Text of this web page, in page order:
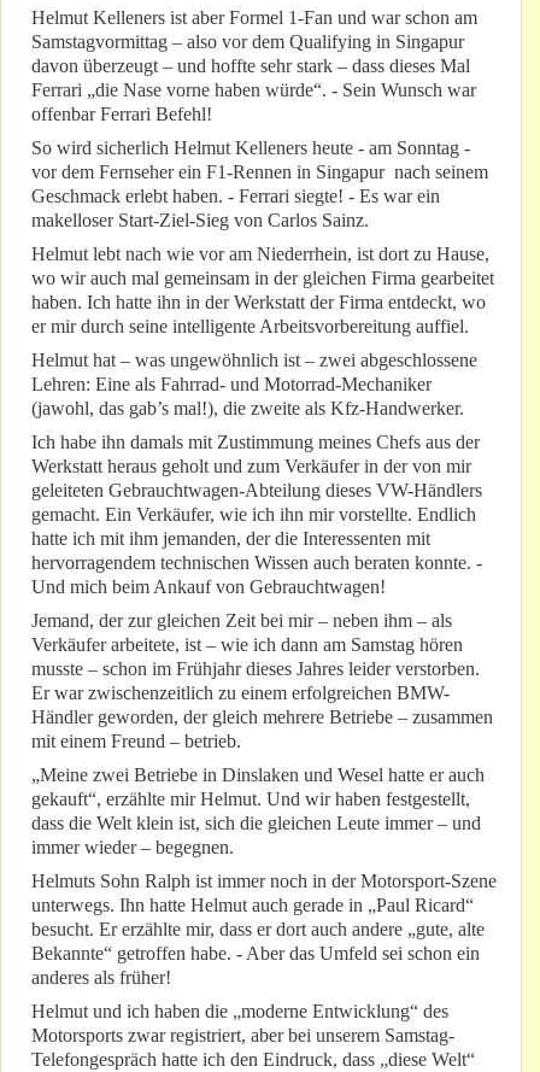
Helmut Kelleners ist aber Formel 1-Fan und war schon am
Samstagvormittag – also vor dem Qualifying in Singapur
davon überzeugt – und hoffte sehr stark – dass dieses Mal
Ferrari „die Nase vorne haben würde“. - Sein Wunsch war
offenbar Ferrari Befehl!
So wird sicherlich Helmut Kelleners heute - am Sonntag -
vor dem Fernseher ein F1-Rennen in Singapur nach seinem
Geschmack erlebt haben. - Ferrari siegte! - Es war ein
makelloser Start-Ziel-Sieg von Carlos Sainz.
Helmut lebt nach wie vor am Niederrhein, ist dort zu Hause,
wo wir auch mal gemeinsam in der gleichen Firma gearbeitet
haben. Ich hatte ihn in der Werkstatt der Firma entdeckt, wo
er mir durch seine intelligente Arbeitsvorbereitung auffiel.
Helmut hat – was ungewöhnlich ist – zwei abgeschlossene
Lehren: Eine als Fahrrad- und Motorrad-Mechaniker
(jawohl, das gab’s mal!), die zweite als Kfz-Handwerker.
Ich habe ihn damals mit Zustimmung meines Chefs aus der
Werkstatt heraus geholt und zum Verkäufer in der von mir
geleiteten Gebrauchtwagen-Abteilung dieses VW-Händlers
gemacht. Ein Verkäufer, wie ich ihn mir vorstellte. Endlich
hatte ich mit ihm jemanden, der die Interessenten mit
hervorragendem technischen Wissen auch beraten konnte. -
Und mich beim Ankauf von Gebrauchtwagen!
Jemand, der zur gleichen Zeit bei mir – neben ihm – als
Verkäufer arbeitete, ist – wie ich dann am Samstag hören
musste – schon im Frühjahr dieses Jahres leider verstorben.
Er war zwischenzeitlich zu einem erfolgreichen BMW-
Händler geworden, der gleich mehrere Betriebe – zusammen
mit einem Freund – betrieb.
„Meine zwei Betriebe in Dinslaken und Wesel hatte er auch
gekauft“, erzählte mir Helmut. Und wir haben festgestellt,
dass die Welt klein ist, sich die gleichen Leute immer – und
immer wieder – begegnen.
Helmuts Sohn Ralph ist immer noch in der Motorsport-Szene
unterwegs. Ihn hatte Helmut auch gerade in „Paul Ricard“
besucht. Er erzählte mir, dass er dort auch andere „gute, alte
Bekannte“ getroffen habe. - Aber das Umfeld sei schon ein
anderes als früher!
Helmut und ich haben die „moderne Entwicklung“ des
Motorsports zwar registriert, aber bei unserem Samstag-
Telefongespräch hatte ich den Eindruck, dass „diese Welt“